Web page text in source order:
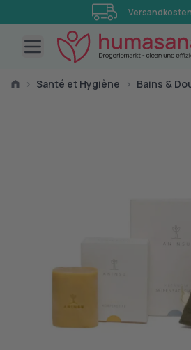
Open main menu
› Santé et Hygiène › Bains &